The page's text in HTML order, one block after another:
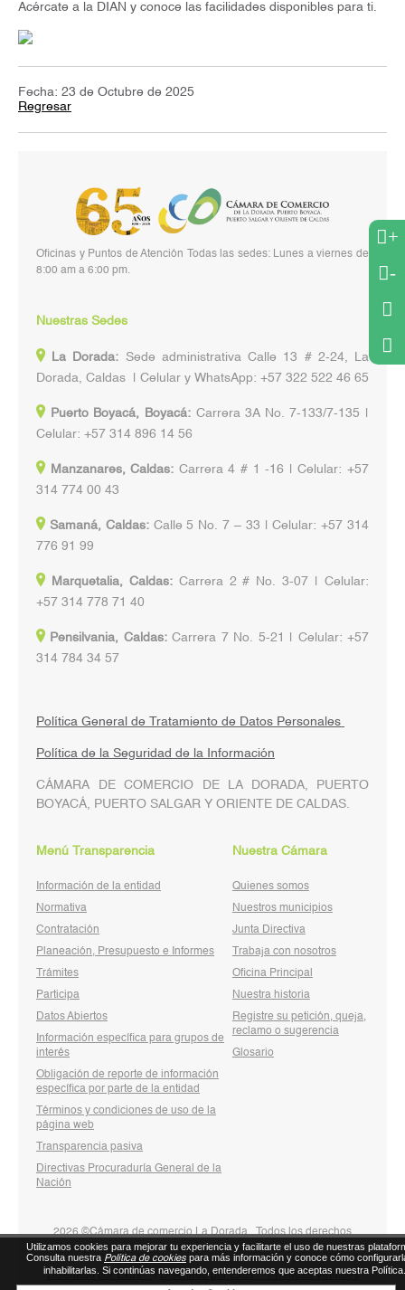
Acércate a la DIAN y conoce las facilidades disponibles para ti.
Fecha: 23 de Octubre de 2025
Regresar
+
-
Oficinas y Puntos de Atención Todas las sedes: Lunes a viernes de
8:00 am a 6:00 pm.
Nuestras Sedes
La Dorada: Sede administrativa Calle 13 # 2-24, La
Dorada, Caldas | Celular y WhatsApp: +57 322 522 46 65
Puerto Boyacá, Boyacá:Carrera 3A No. 7-133/7-135 |
Celular: +57 314 896 14 56
Manzanares, Caldas: Carrera 4 # 1 -16 | Celular: +57
314 774 00 43
Samaná, Caldas: Calle 5 No. 7 – 33 | Celular: +57 314
776 91 99
Marquetalia, Caldas:Carrera 2 # No. 3-07 | Celular:
+57 314 778 71 40
Pensilvania, Caldas:Carrera 7 No. 5-21 | Celular: +57
314 784 34 57
Política General de Tratamiento de Datos Personales
Política de la Seguridad de la Información
CÁMARA DE COMERCIO DE LA DORADA, PUERTO
BOYACÁ, PUERTO SALGAR Y ORIENTE DE CALDAS.
Menú Transparencia
Información de la entidad
Normativa
Contratación
Planeación, Presupuesto e Informes
Trámites
Participa
Datos Abiertos
Información específica para grupos de
interés
Obligación de reporte de información
específica por parte de la entidad
Términos y condiciones de uso de la
página web
Transparencia pasiva
Directivas Procuraduría General de la
Nación
Nuestra Cámara
Quienes somos
Nuestros municipios
Junta Directiva
Trabaja con nosotros
Oficina Principal
Nuestra historia
Registre su petición, queja,
reclamo o sugerencia
Glosario
2026 ©Cámara de comercio La Dorada . Todos los derechos
reservados
Diseñado por Exus™|Diseñado por Exus™ | Tiendas Virtuales
Utilizamos cookies para mejorar tu experiencia y facilitarte el uso de nuestras
Consulta nuestra Política de cookies para más información y conoce cómo
inhabilitarlas. Si continúas navegando, entenderemos que aceptas nuestra Política.